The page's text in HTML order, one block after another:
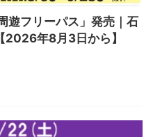
遊フリーパス」発売｜石
2026年8月3日から】